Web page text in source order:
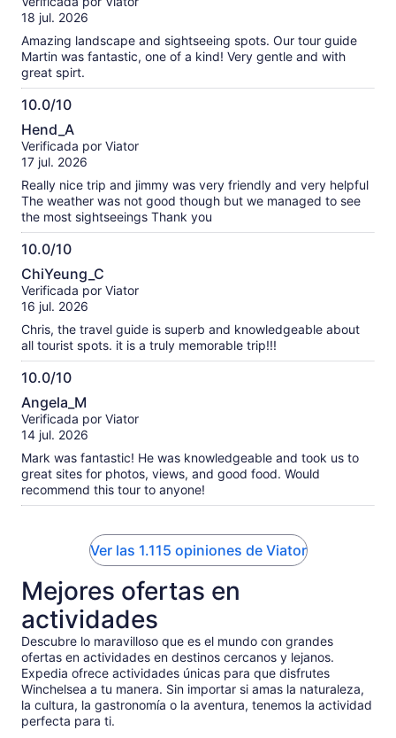
remember to take a jacket with you and umbrella/rain jacket!
10
18 jul. 2026
Amazing landscape and sightseeing spots. Our tour guide
Martin was fantastic, one of a kind! Very gentle and with
great spirt.
10.0/10
10.0
de
10
Hend_A
Verificada por Viator
17 jul. 2026
Really nice trip and jimmy was very friendly and very helpful
The weather was not good though but we managed to see
the most sightseeings Thank you
10.0/10
10.0
de
10
ChiYeung_C
Verificada por Viator
16 jul. 2026
Chris, the travel guide is superb and knowledgeable about
all tourist spots. it is a truly memorable trip!!!
10.0/10
10.0
de
10
Angela_M
Verificada por Viator
14 jul. 2026
Mark was fantastic! He was knowledgeable and took us to
great sites for photos, views, and good food. Would
recommend this tour to anyone!
Ver las 1.115 opiniones de Viator
Mejores ofertas en
actividades
Descubre lo maravilloso que es el mundo con grandes
ofertas en actividades en destinos cercanos y lejanos.
Expedia ofrece actividades únicas para que disfrutes
Winchelsea a tu manera. Sin importar si amas la naturaleza,
la cultura, la gastronomía o la aventura, tenemos la actividad
perfecta para ti.